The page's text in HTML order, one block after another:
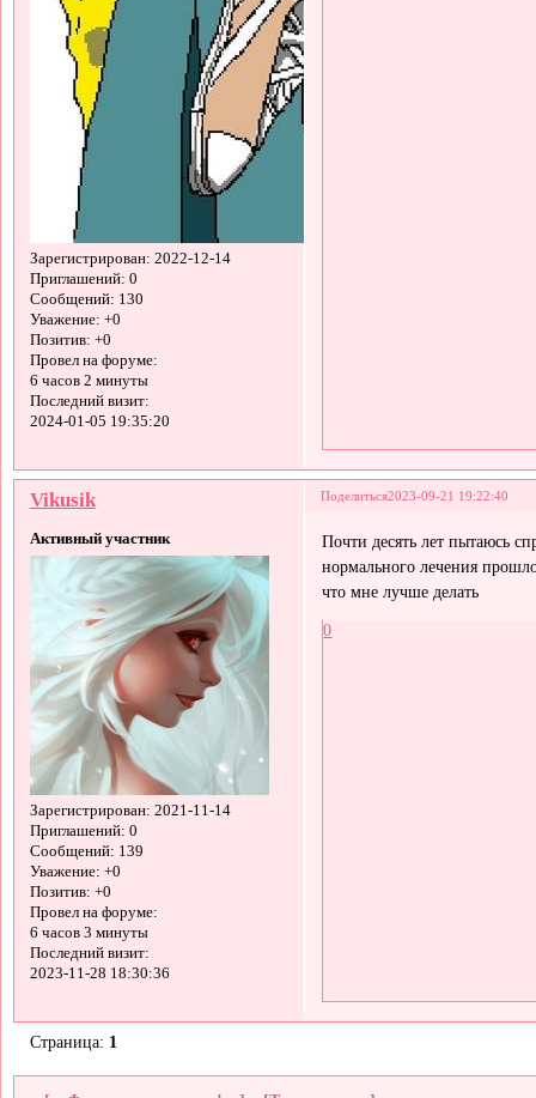
Зарегистрирован: 2022-12-14
Приглашений: 0
Сообщений: 130
Уважение: +0
Позитив: +0
Провел на форуме:
6 часов 2 минуты
Последний визит:
2024-01-05 19:35:20
Поделиться2023-09-21 19:22:40
Vikusik
Активный участник
Зарегистрирован: 2021-11-14
Приглашений: 0
Сообщений: 139
Уважение: +0
Позитив: +0
Провел на форуме:
6 часов 3 минуты
Последний визит:
2023-11-28 18:30:36
Почти десять лет пытаюсь
нормального лечения
что мне лучше делать
0
Страница: 1